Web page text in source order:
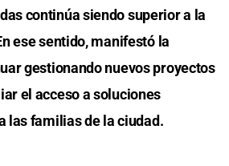
continúa siendo superior a la
ese sentido, manifestó la
gestionando nuevos proyectos
el acceso a soluciones
las familias de la ciudad.